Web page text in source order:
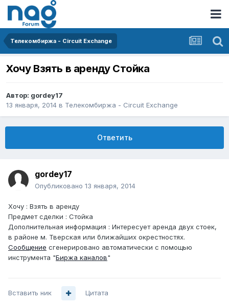
Телекомбиржа - Circuit Exchange
Хочу Взять в аренду Стойка
Автор: gordey17
13 января, 2014 в Телекомбиржа - Circuit Exchange
Ответить
gordey17
Опубликовано 13 января, 2014
Хочу : Взять в аренду
Предмет сделки : Стойка
Дополнительная информация : Интересует аренда двух стоек,
в районе м. Тверская или ближайших окрестностях.
Сообщение сгенерировано автоматически с помощью
инструмента "Биржа каналов"
Вставить ник Цитата